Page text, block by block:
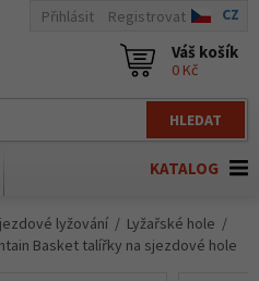
HLEDAT
Přihlásit Registrovat CZ
Váš košík
0 Kč
KATALOG
lyžování
Lyžařské hole
Basket talířky na sjezdové hole